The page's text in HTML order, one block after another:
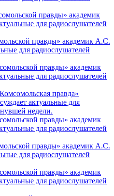
правды» академик
для радиослушателей
правды» академик
для радиослушателей
правды» академик
для радиослушателей
правды» академик
для радиослушателей